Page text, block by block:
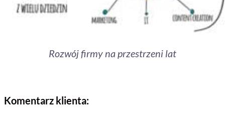
Rozwój firmy na przestrzeni lat
Komentarz klienta: